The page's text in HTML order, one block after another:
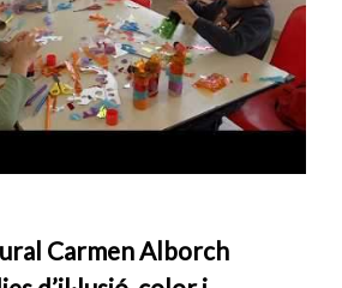
Carmen Alborch